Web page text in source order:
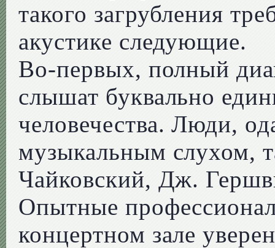
такого загрубления
акустике следующие.
Во-первых, полный
слышат буквально
человечества. Люди,
музыкальным слухом,
Чайковский, Дж.
Опытные
концертном зале